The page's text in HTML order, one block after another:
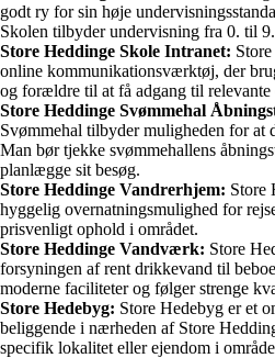
godt ry for sin høje
Skolen tilbyder undervisning fra 0. til 9.
Store Heddinge Skole Intranet:
online kommunikationsværktøj, der
og forældre til at få adgang til relevante
Store Heddinge Svømmehal
Svømmehal tilbyder muligheden for at
Man bør tjekke svømmehallens
planlægge sit besøg.
Store Heddinge Vandrerhjem: Store
hyggelig overnatningsmulighed for
prisvenligt ophold i området.
Store Heddinge Vandværk: Store
forsyningen af rent drikkevand til
moderne faciliteter og følger strenge
Store Hedebyg: Store Hedebyg er et
beliggende i nærheden af Store
specifik lokalitet eller ejendom i